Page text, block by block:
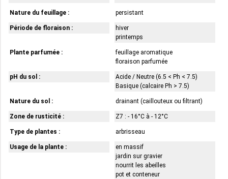
Nature du feuillage : persistant
Période de floraison :
hiver
printemps
Plante parfumée :
feuillage aromatique
floraison parfumée
pH du sol :
Acide / Neutre (6.5 < Ph < 7.5)
Basique (calcaire Ph > 7.5)
Nature du sol : drainant (caillouteux ou filtrant)
Zone de rusticité : Z7 : - 16°C à - 12°C
Type de plantes : arbrisseau
Usage de la plante :
en massif
jardin sur gravier
nourrit les abeilles
pot et conteneur